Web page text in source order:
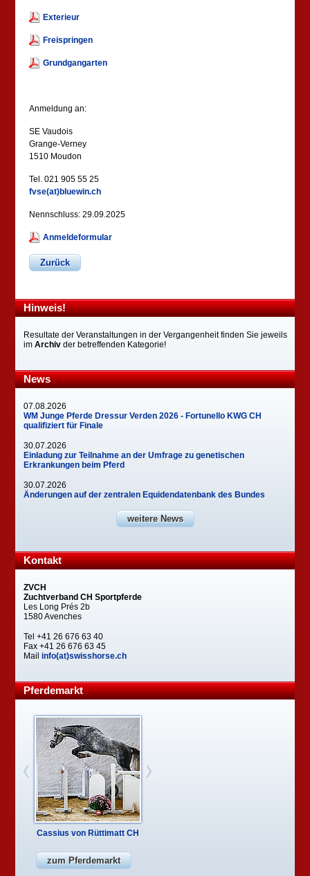
Exterieur
Freispringen
Grundgangarten
Anmeldung an:
SE Vaudois
Grange-Verney
1510 Moudon
Tel. 021 905 55 25
fvse(at)bluewin.ch
Nennschluss: 29.09.2025
Anmeldeformular
Zurück
Hinweis!
Resultate der Veranstaltungen in der Vergangenheit finden Sie jeweils
imArchiv der betreffenden Kategorie!
News
07.08.2026
WM Junge Pferde Dressur Verden 2026 - Fortunello KWG CH
qualifiziert für Finale
30.07.2026
Einladung zur Teilnahme an der Umfrage zu genetischen
Erkrankungen beim Pferd
30.07.2026
Änderungen auf der zentralen Equidendatenbank des Bundes
weitere News
Kontakt
ZVCH
Zuchtverband CH Sportpferde
Les Long Prés 2b
1580 Avenches
Tel +41 26 676 63 40
Fax +41 26 676 63 45
Mailinfo(at)swisshorse.ch
Pferdemarkt
Cassius von Rüttimatt CH
zum Pferdemarkt